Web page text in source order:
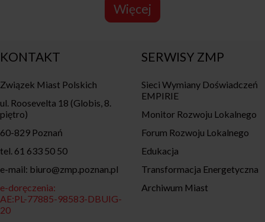
Więcej
KONTAKT
Związek Miast Polskich
ul. Roosevelta 18 (Globis, 8.
piętro)
60-829 Poznań
tel. 61 633 50 50
e-mail: biuro@zmp.poznan.pl
e-doręczenia:
AE:PL-77885-98583-DBUIG-
20
SERWISY ZMP
Sieci Wymiany Doświadczeń
EMPIRIE
Monitor Rozwoju Lokalnego
Forum Rozwoju Lokalnego
Edukacja
Transformacja Energetyczna
Archiwum Miast